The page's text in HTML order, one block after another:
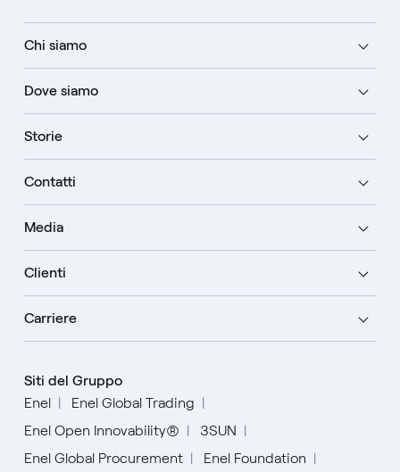
Chi siamo
Dove siamo
Storie
Contatti
Media
Clienti
Carriere
Siti del Gruppo
Enel
Enel Global Trading
Enel Open Innovability®
3SUN
Enel Global Procurement
Enel Foundation